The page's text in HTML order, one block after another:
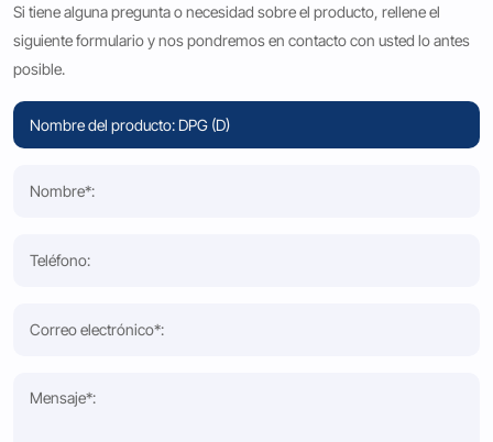
Si tiene alguna pregunta o necesidad sobre el producto, rellene el
siguiente formulario y nos pondremos en contacto con usted lo antes
posible.